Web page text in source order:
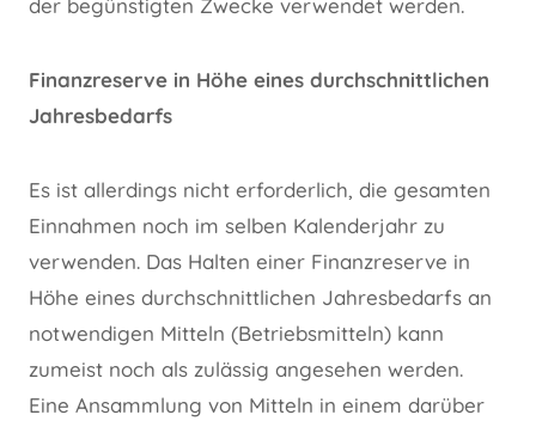
der begünstigten Zwecke verwendet werden.
Finanzreserve in Höhe eines durchschnittlichen
Jahresbedarfs
Es ist allerdings nicht erforderlich, die gesamten
Einnahmen noch im selben Kalenderjahr zu
verwenden. Das Halten einer Finanzreserve in
Höhe eines durchschnittlichen Jahresbedarfs an
notwendigen Mitteln (Betriebsmitteln) kann
zumeist noch als zulässig angesehen werden.
Eine Ansammlung von Mitteln in einem darüber